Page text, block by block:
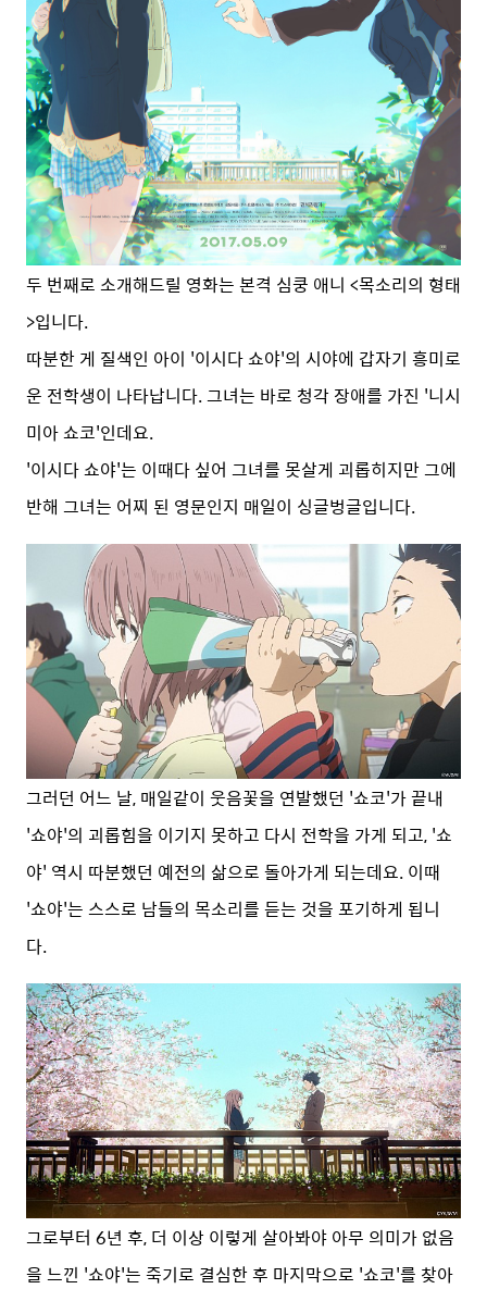
두 번째로 소개해드릴 영화는 본격 심쿵 애니 <목소리의 형태
>입니다.
따분한 게 질색인 아이 '이시다 쇼야'의 시야에 갑자기 흥미로
운 전학생이 나타납니다. 그녀는 바로 청각 장애를 가진 '니시
미아 쇼코'인데요.
'이시다 쇼야'는 이때다 싶어 그녀를 못살게 괴롭히지만 그에
반해 그녀는 어찌 된 영문인지 매일이 싱글벙글입니다.
그러던 어느 날, 매일같이 웃음꽃을 연발했던 '쇼코'가 끝내
'쇼야'의 괴롭힘을 이기지 못하고 다시 전학을 가게 되고, '쇼
야' 역시 따분했던 예전의 삶으로 돌아가게 되는데요. 이때
'쇼야'는 스스로 남들의 목소리를 듣는 것을 포기하게 됩니
다.
그로부터 6년 후, 더 이상 이렇게 살아봐야 아무 의미가 없음
을 느낀 '쇼야'는 죽기로 결심한 후 마지막으로 '쇼코'를 찾아